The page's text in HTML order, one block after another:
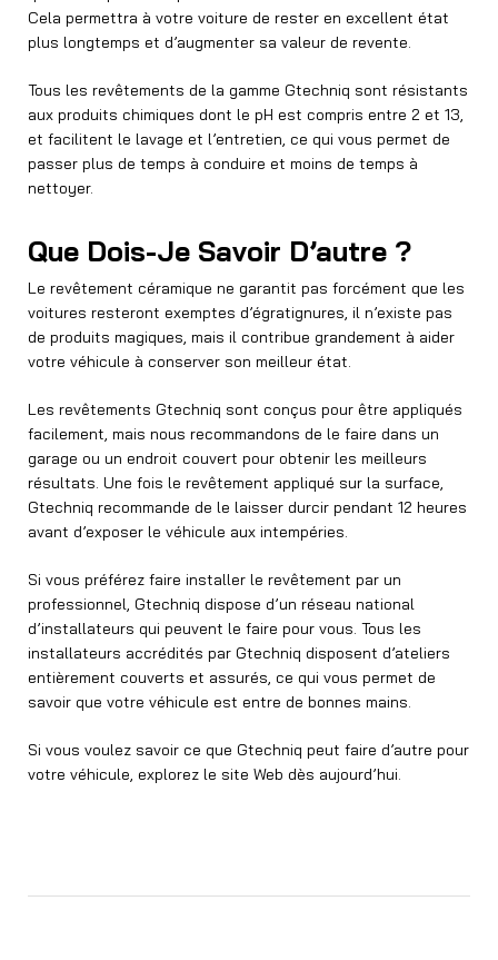
Cela permettra à votre voiture de rester en excellent état
plus longtemps et d’augmenter sa valeur de revente.
Tous les revêtements de la gamme Gtechniq sont résistants
aux produits chimiques dont le pH est compris entre 2 et 13,
et facilitent le lavage et l’entretien, ce qui vous permet de
passer plus de temps à conduire et moins de temps à
nettoyer.
Que Dois-Je Savoir D’autre ?
Le revêtement céramique ne garantit pas forcément que les
voitures resteront exemptes d’égratignures, il n’existe pas
de produits magiques, mais il contribue grandement à aider
votre véhicule à conserver son meilleur état.
Les revêtements Gtechniq sont conçus pour être appliqués
facilement, mais nous recommandons de le faire dans un
garage ou un endroit couvert pour obtenir les meilleurs
résultats. Une fois le revêtement appliqué sur la surface,
Gtechniq recommande de le laisser durcir pendant 12 heures
avant d’exposer le véhicule aux intempéries.
Si vous préférez faire installer le revêtement par un
professionnel, Gtechniq dispose d’un réseau national
d’installateurs qui peuvent le faire pour vous. Tous les
installateurs accrédités par Gtechniq disposent d’ateliers
entièrement couverts et assurés, ce qui vous permet de
savoir que votre véhicule est entre de bonnes mains.
Si vous voulez savoir ce que Gtechniq peut faire d’autre pour
votre véhicule, explorez le site Web dès aujourd’hui.